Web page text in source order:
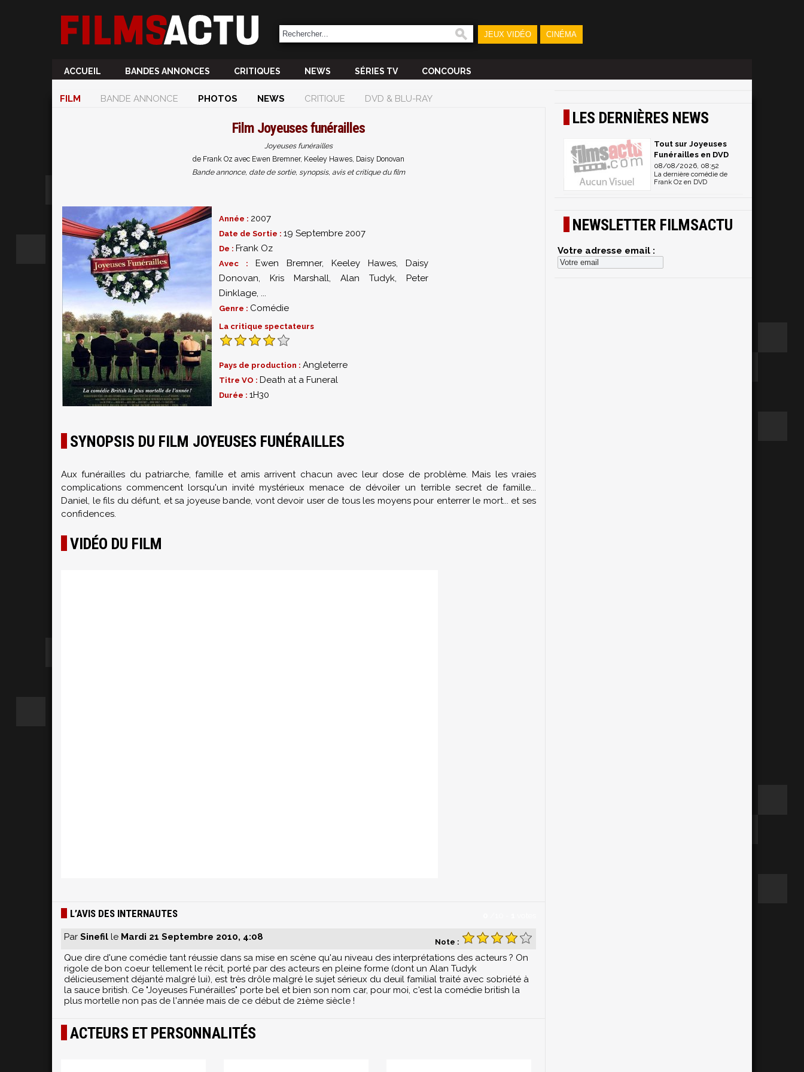
JEUX VIDÉO CINÉMA
ACCUEIL BANDES ANNONCES CRITIQUES NEWS SÉRIES TV CONCOURS
FILM BANDE ANNONCE PHOTOS NEWS CRITIQUE DVD & BLU-RAY
Film Joyeuses funérailles
Joyeuses funérailles
de Frank Oz avec Ewen Bremner, Keeley Hawes, Daisy Donovan
Bande annonce, date de sortie, synopsis, avis et critique du film
Année : 2007
Date de Sortie : 19 Septembre 2007
De : Frank Oz
Avec : Ewen Bremner, Keeley Hawes, Daisy
Donovan, Kris Marshall, Alan Tudyk, Peter
Dinklage, ...
Genre : Comédie
La critique spectateurs
Pays de production : Angleterre
Titre VO : Death at a Funeral
Durée : 1H30
SYNOPSIS DU FILM JOYEUSES FUNÉRAILLES
Aux funérailles du patriarche, famille et amis arrivent chacun avec leur dose de problème. Mais les vraies
complications commencent lorsqu'un invité mystérieux menace de dévoiler un terrible secret de famille...
Daniel, le fils du défunt, et sa joyeuse bande, vont devoir user de tous les moyens pour enterrer le mort... et ses
confidences.
VIDÉO DU FILM
L’AVIS DES INTERNAUTES
Note :
Par Sinefil le Mardi 21 Septembre 2010, 4:08
Que dire d'une comédie tant réussie dans sa mise en scène qu'au niveau des interprétations des acteurs ? On
rigole de bon coeur tellement le récit, porté par des acteurs en pleine forme (dont un Alan Tudyk
délicieusement déjanté malgré lui), est très drôle malgré le sujet sérieux du deuil familial traité avec sobriété à
la sauce british. Ce "Joyeuses Funérailles" porte bel et bien son nom car, pour moi, c'est la comédie british la
plus mortelle non pas de l'année mais de ce début de 21ème siècle !
ACTEURS ET PERSONNALITÉS
LES DERNIÈRES NEWS
Tout sur Joyeuses
Funérailles en DVD
08/08/2026, 08:52
La dernière comédie de
Frank Oz en DVD
NEWSLETTER FILMSACTU
Votre adresse email :